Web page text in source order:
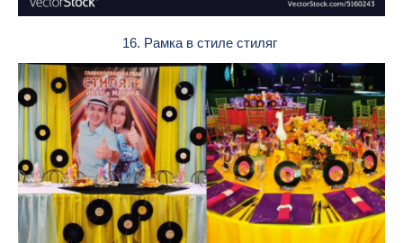
16. Рамка в стиле стиляг